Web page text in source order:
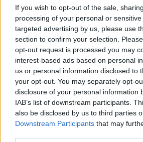
If you wish to opt-out of the sale,
processing of your personal or
targeted advertising by us, please use
section to confirm your selection.
opt-out request is processed you may
interest-based ads based on personal
us or personal information disclosed to
your opt-out. You may separately opt-
disclosure of your personal information
IAB’s list of downstream participants.
also be disclosed by us to third parties
Downstream Participants that may
ΤΕΧΝΟΛΟΓΙΑ & ΕΠΙΣΤΗΜΗ
Κατερίνα Χαρβάτη: Σπουδαία
Ελληνίδα παλαιοανθρωπολόγο